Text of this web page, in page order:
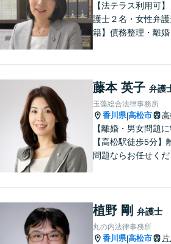
さい。
【法テラス利用可
護士２名・女性弁
籍】債務整理・離婚
明を心がけています
決のため、まずはお
相談ください。
藤本 英子 弁護
玉藻総合法律事務所
香川県|高松市 高
【離婚・男女問題に
【高松駅徒歩5分】
問題ならお任せくだ
せるよう、全力でサ
せていただきます。
気軽にご相談くだ
植野 剛 弁護士
丸の内法律事務所
香川県|高松市